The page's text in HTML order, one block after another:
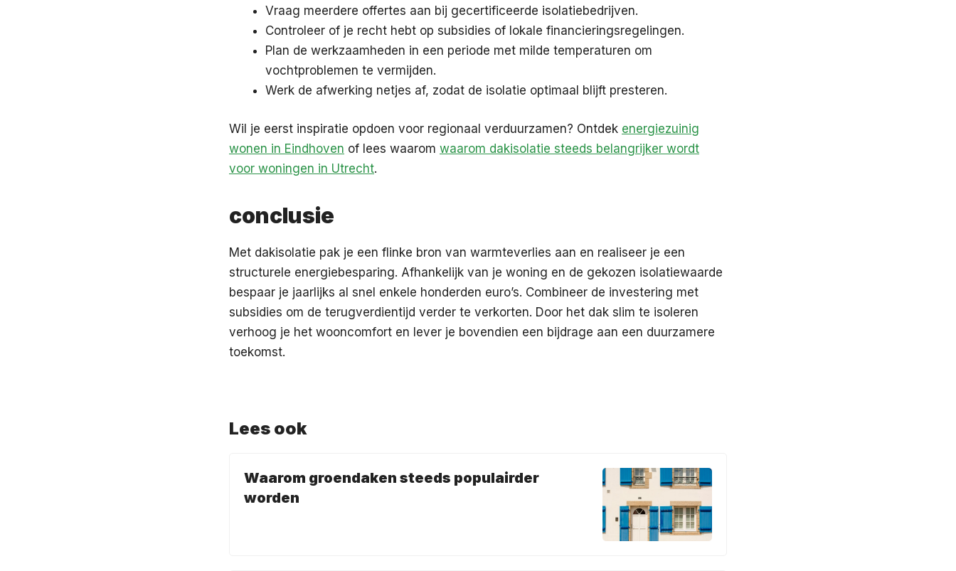
Vraag meerdere offertes aan bij gecertificeerde isolatiebedrijven.
Controleer of je recht hebt op subsidies of lokale financieringsregelingen.
Plan de werkzaamheden in een periode met milde temperaturen om
vochtproblemen te vermijden.
Werk de afwerking netjes af, zodat de isolatie optimaal blijft presteren.
Wil je eerst inspiratie opdoen voor regionaal verduurzamen? Ontdek energiezuinig
wonen in Eindhoven of lees waarom waarom dakisolatie steeds belangrijker wordt
voor woningen in Utrecht.
conclusie
Met dakisolatie pak je een flinke bron van warmteverlies aan en realiseer je een
structurele energiebesparing. Afhankelijk van je woning en de gekozen isolatiewaarde
bespaar je jaarlijks al snel enkele honderden euro’s. Combineer de investering met
subsidies om de terugverdientijd verder te verkorten. Door het dak slim te isoleren
verhoog je het wooncomfort en lever je bovendien een bijdrage aan een duurzamere
toekomst.
Lees ook
Waarom groendaken steeds populairder
worden